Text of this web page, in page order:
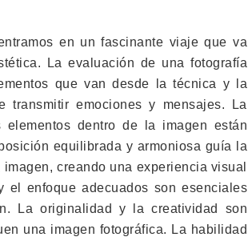
en un fascinante viaje que va
La evaluación de una fotografía
que van desde la técnica y la
transmitir emociones y mensajes. La
dentro de la imagen están
equilibrada y armoniosa guía la
creando una experiencia visual
el enfoque adecuados son esenciales
La originalidad y la creatividad son
una imagen fotográfica. La habilidad